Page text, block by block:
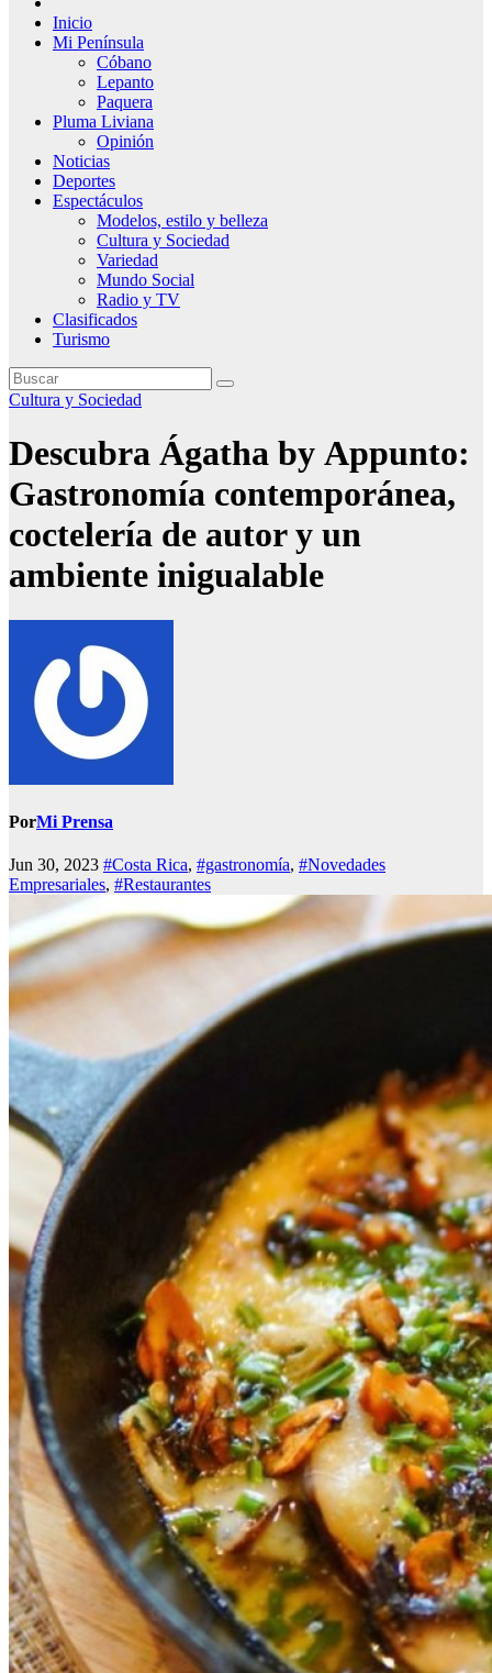
Inicio
Mi Península
Cóbano
Lepanto
Paquera
Pluma Liviana
Opinión
Noticias
Deportes
Espectáculos
Modelos, estilo y belleza
Cultura y Sociedad
Variedad
Mundo Social
Radio y TV
Clasificados
Turismo
Cultura y Sociedad
Descubra Ágatha by Appunto:
Gastronomía contemporánea,
coctelería de autor y un
ambiente inigualable
PorMi Prensa
Jun 30, 2023 #Costa Rica, #gastronomía, #Novedades
Empresariales, #Restaurantes